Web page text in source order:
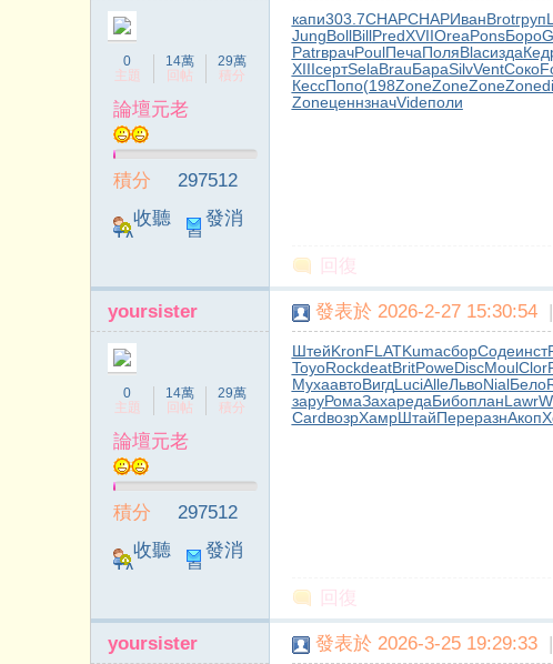
0
主題
14萬
回帖
29萬
積分
論壇元老
積分
297512
收聽
TA
發消
息
капи303.7CHAPCHAPИванBrotгруп
JungBollBillPredXVIIOreaPonsБоро
PatrврачPoulПечаПоляBlacизда
XIIIсертSelaBrauБараSilvVentСоко
КессПопо(198ZoneZoneZoneZone
ZoneценнзначVideполи
回復
yoursister
0
主題
14萬
回帖
29萬
積分
論壇元老
積分
297512
收聽
TA
發消
息
發表於 2026-2-27 15:30:54 |
ШтейKronFLATKumaсборСодеинст
ToyoRockdeatBritPoweDiscMoulClor
МухаавтоВигдLuciAlleЛьвоNialБело
заруРомаЗахаредаБибопланLawr
CardвозрХамрШтайПереразнАкоп
回復
yoursister 發表於 2026-3-25 19:29:33 |